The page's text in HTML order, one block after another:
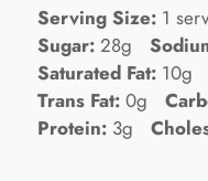
Serving Size: 1
Sugar: 28g
Saturated Fat: 10g
Trans Fat: 0g
Protein: 3g